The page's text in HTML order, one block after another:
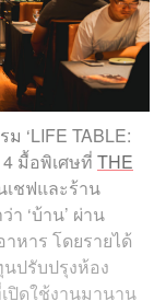
‘LIFE TABLE:
4 มื้อพิเศษที่ THE
ชฟและร้าน
‘บ้าน’ ผ่าน
หาร โดยรายได้
ปรับปรุงห้อง
ปิดใช้งานมานาน